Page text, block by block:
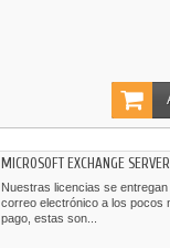
MICROSOFT EXCHANGE
Nuestras licencias se
correo electrónico a los pocos
pago, estas son...